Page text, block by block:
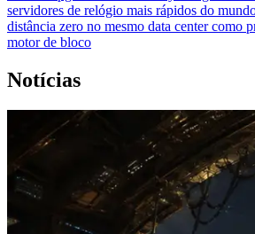
servidores de relógio mais rápidos do
distância zero no mesmo data center como
motor de bloco
Notícias